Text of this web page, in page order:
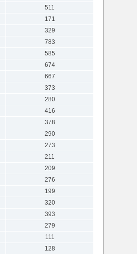
511
171
329
783
585
674
667
373
280
416
378
290
273
211
209
276
199
320
393
279
111
128